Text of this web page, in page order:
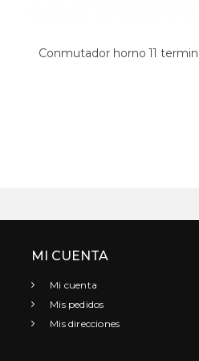
Conmutador horno 11
MI CUENTA
Mi cuenta
Mis pedidos
Mis direcciones